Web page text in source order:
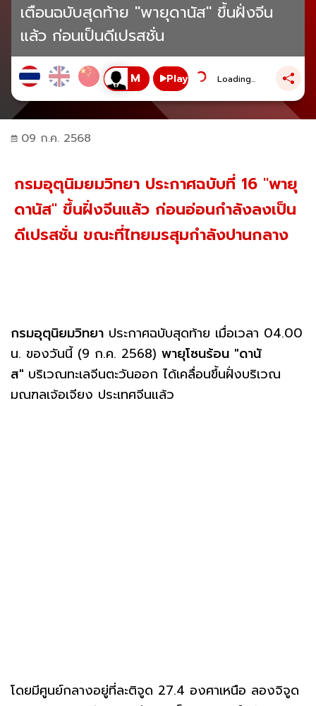
เตือนฉบับสุดท้าย "พายุดานัส" ขึ้นฝั่งจีน
แล้ว ก่อนเป็นดีเปรสชั่น
Play Loading...
09 ก.ค. 2568
กรมอุตุนิมยมวิทยา ประกาศฉบับที่ 16 "พายุ
ดานัส" ขึ้นฝั่งจีนแล้ว ก่อนอ่อนกำลังลงเป็น
ดีเปรสชั่น ขณะที่ไทยมรสุมกำลังปานกลาง
กรมอุตุนิยมวิทยา ประกาศฉบับสุดท้าย เมื่อเวลา 04.00
น. ของวันนี้ (9 ก.ค. 2568) พายุโซนร้อน "ดานั
ส" บริเวณทะเลจีนตะวันออก ได้เคลื่อนขึ้นฝั่งบริเวณ
มณฑลเจ้อเจียง ประเทศจีนแล้ว
โดยมีศูนย์กลางอยู่ที่ละติจูด 27.4 องศาเหนือ ลองจิจูด